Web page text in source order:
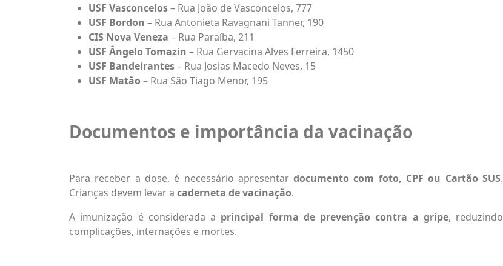
USF Vasconcelos– Rua João de Vasconcelos, 777
USF Bordon – Rua Antonieta Ravagnani Tanner, 190
CIS Nova Veneza – Rua Paraíba, 211
USF Ângelo Tomazin – Rua Gervacina Alves Ferreira, 1450
USF Bandeirantes– Rua Josias Macedo Neves, 15
USF Matão – Rua São Tiago Menor, 195
Documentos e importância da vacinação
Para receber a dose, é necessário apresentardocumento com foto, CPF ou Cartão SUS.
Crianças devem levar a caderneta de vacinação.
A imunização é considerada a principal forma de prevenção contra a gripe, reduzindo
complicações, internações e mortes.